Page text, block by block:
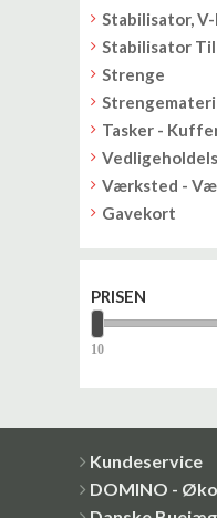
Stabilisator,
Stabilisator
Strenge
Tasker -
Værksted -
Gavekort
PRISEN
Kundeservice
DOMINO -